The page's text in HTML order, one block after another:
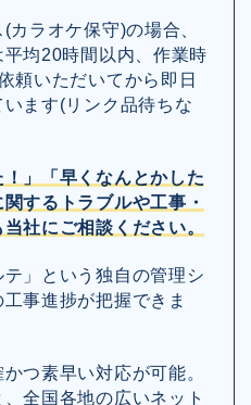
ラオケ保守)の場合、
均20時間以内、作業時
頼いただいてから即日
ます(リンク品待ちな
！」「早くなんとかした
するトラブルや工事・
社にご相談ください。
」という独自の管理シ
事進捗が把握できま
つ素早い対応が可能。
全国各地の広いネット